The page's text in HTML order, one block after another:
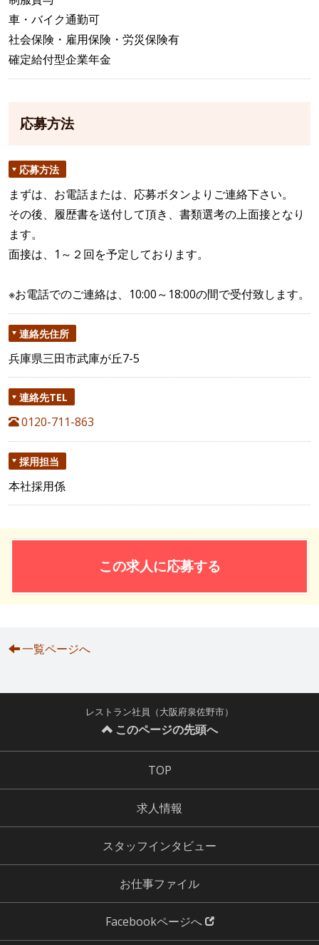
車・バイク通勤可
社会保険・雇用保険・労災保険有
確定給付型企業年金
応募方法
応募方法
まずは、お電話または、応募ボタンよりご連絡下さい。
その後、履歴書を送付して頂き、書類選考の上面接となり
ます。
面接は、1～２回を予定しております。
※お電話でのご連絡は、10:00～18:00の間で受付致します。
連絡先住所
兵庫県三田市武庫が丘7-5
連絡先TEL
0120-711-863
採用担当
本社採用係
この求人に応募する
一覧ページへ
レストラン社員（大阪府泉佐野市）
このページの先頭へ
TOP
求人情報
スタッフインタビュー
お仕事ファイル
Facebookページへ